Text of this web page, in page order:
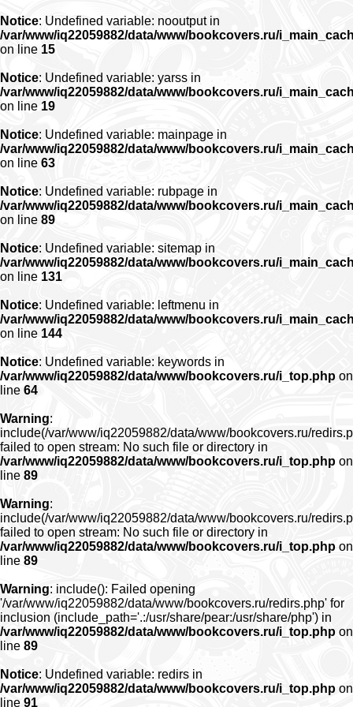
Notice: Undefined variable: nooutput in
/var/www/iq22059882/data/www/bookcovers.ru/
on line 15
Notice: Undefined variable: yarss in
/var/www/iq22059882/data/www/bookcovers.ru/
on line 19
Notice: Undefined variable: mainpage in
/var/www/iq22059882/data/www/bookcovers.ru/
on line 63
Notice: Undefined variable: rubpage in
/var/www/iq22059882/data/www/bookcovers.ru/
on line 89
Notice: Undefined variable: sitemap in
/var/www/iq22059882/data/www/bookcovers.ru/
on line 131
Notice: Undefined variable: leftmenu in
/var/www/iq22059882/data/www/bookcovers.ru/
on line 144
Notice: Undefined variable: keywords in
/var/www/iq22059882/data/www/bookcovers.ru/i_top.php on
line 64
Warning:
include(/var/www/iq22059882/data/www/bookcovers.ru/
failed to open stream: No such file or directory in
/var/www/iq22059882/data/www/bookcovers.ru/i_top.php on
line 89
Warning:
include(/var/www/iq22059882/data/www/bookcovers.ru/
failed to open stream: No such file or directory in
/var/www/iq22059882/data/www/bookcovers.ru/i_top.php on
line 89
Warning: include(): Failed opening
'/var/www/iq22059882/data/www/bookcovers.ru/redirs.php' for
inclusion (include_path='.:/usr/share/pear:/usr/share/php') in
/var/www/iq22059882/data/www/bookcovers.ru/i_top.php on
line 89
Notice: Undefined variable: redirs in
/var/www/iq22059882/data/www/bookcovers.ru/i_top.php on
line 91